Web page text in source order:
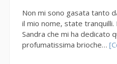
Non mi sono gasata tanto
il mio nome, state
Sandra che mi ha dedicato
profumatissima brioche…